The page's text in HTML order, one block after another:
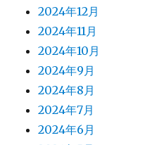
2024年12月
2024年11月
2024年10月
2024年9月
2024年8月
2024年7月
2024年6月